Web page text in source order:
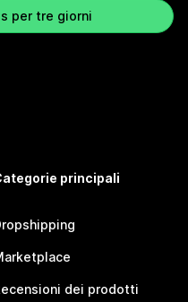
per tre giorni
principali
dei prodotti